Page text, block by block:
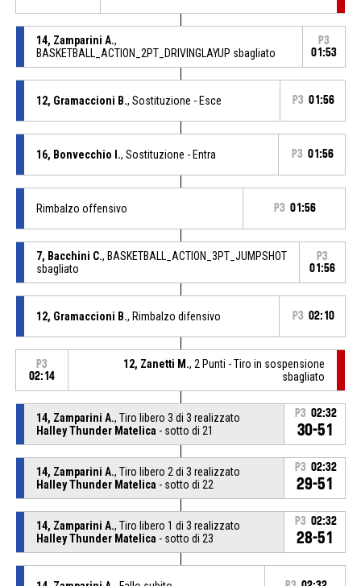
14, Zamparini A.,
BASKETBALL_ACTION_2PT_DRIVINGLAYUP sbagliato
P3
01:53
12, Gramaccioni B., Sostituzione - Esce P3 01:56
16, Bonvecchio I., Sostituzione - Entra P3 01:56
Rimbalzo offensivo P3 01:56
7, Bacchini C., BASKETBALL_ACTION_3PT_JUMPSHOT
sbagliato
P3
01:56
12, Gramaccioni B., Rimbalzo difensivo P3 02:10
P3
02:14
12, Zanetti M., 2 Punti - Tiro in sospensione
sbagliato
14, Zamparini A., Tiro libero 3 di 3 realizzato
Halley Thunder Matelica - sotto di 21
P3 02:32
30-51
14, Zamparini A., Tiro libero 2 di 3 realizzato
Halley Thunder Matelica - sotto di 22
P3 02:32
29-51
14, Zamparini A., Tiro libero 1 di 3 realizzato
Halley Thunder Matelica - sotto di 23
P3 02:32
28-51